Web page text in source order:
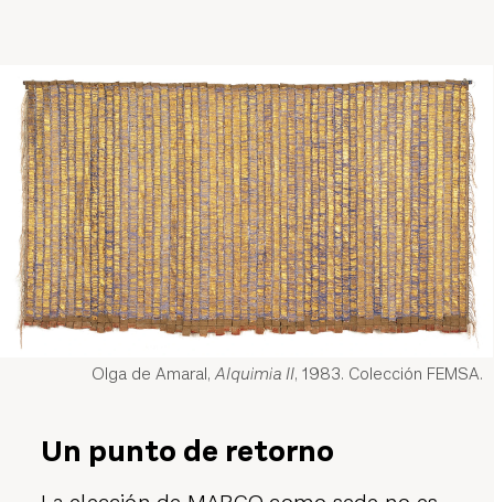
Olga de Amaral,Alquimia II, 1983. Colección FEMSA.
Un punto de retorno